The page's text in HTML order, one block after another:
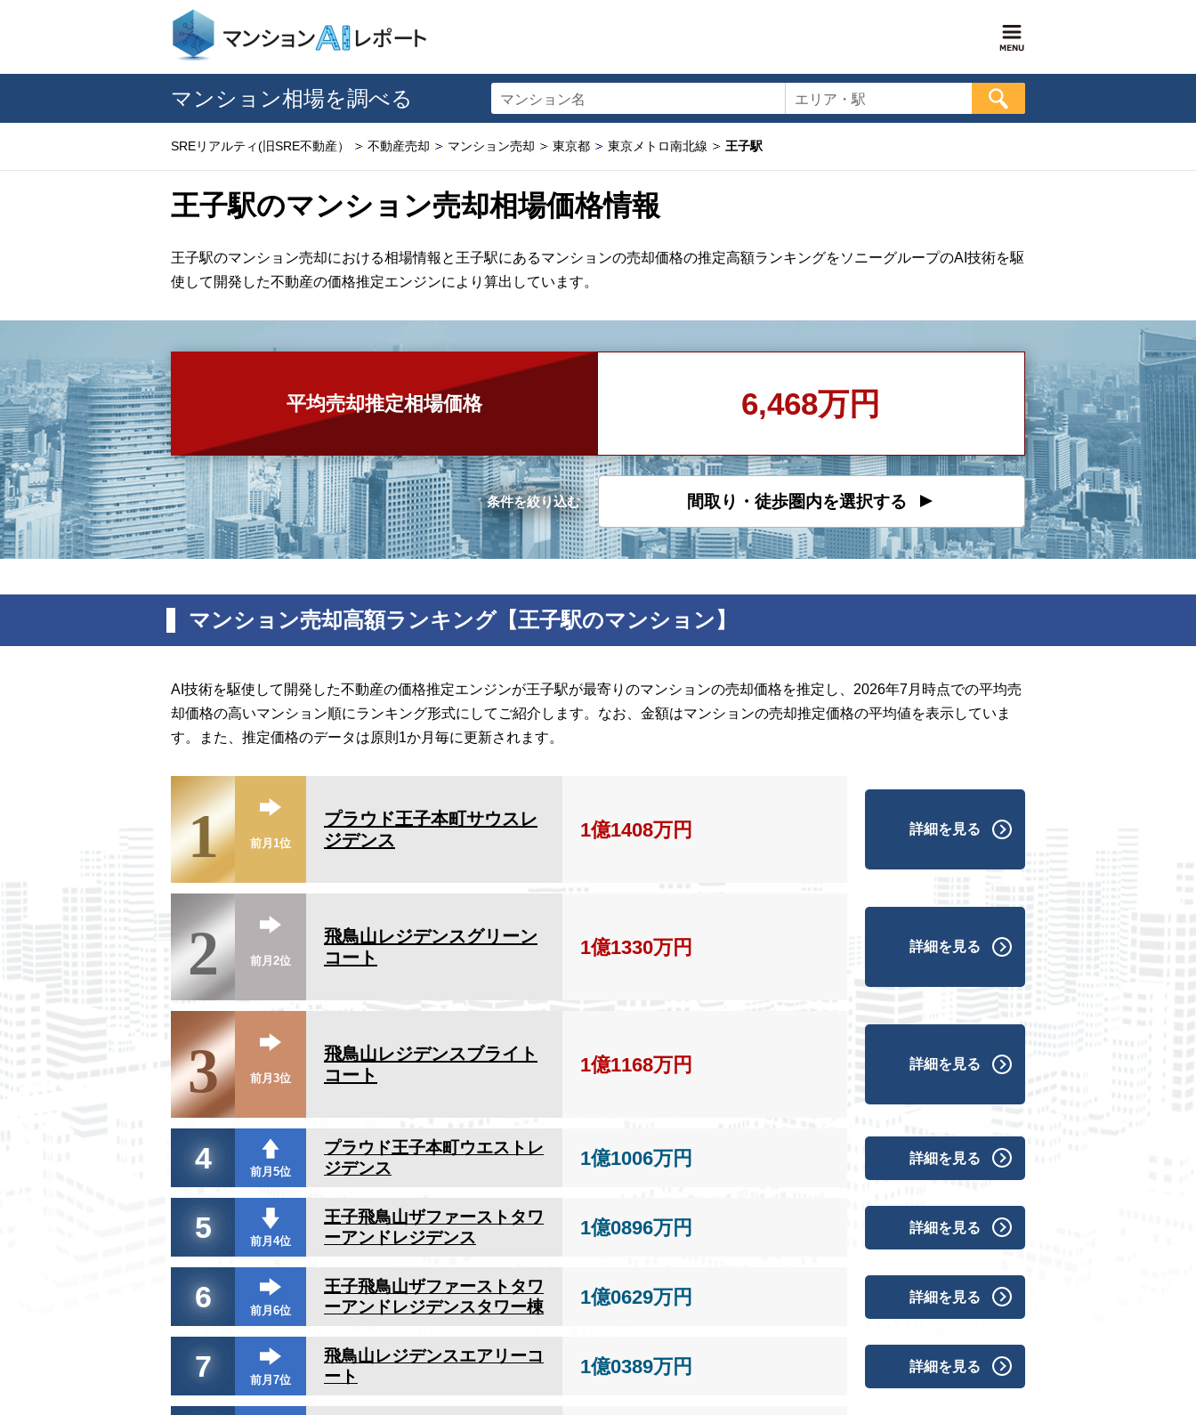
マンション相場を調べる マンション名 エリア・駅
SREリアルティ(旧SRE不動産） 不動産売却 マンション売却 東京都 東京メトロ南北線 王子駅
王子駅のマンション売却相場価格情報
王子駅のマンション売却における相場情報と王子駅にあるマンションの売却価格の推定高額ランキングをソニーグループのAI技術を駆
使して開発した不動産の価格推定エンジンにより算出しています。
平均売却推定相場価格 6,468万円
条件を絞り込む 間取り・徒歩圏内を選択する
マンション売却高額ランキング【王子駅のマンション】
AI技術を駆使して開発した不動産の価格推定エンジンが王子駅が最寄りのマンションの売却価格を推定し、2026年7月時点での平均売
却価格の高いマンション順にランキング形式にしてご紹介します。なお、金額はマンションの売却推定価格の平均値を表示していま
す。また、推定価格のデータは原則1か月毎に更新されます。
1 前月1位
プラウド王子本町サウスレ
ジデンス
1億1408万円 詳細を見る
2 前月2位
飛鳥山レジデンスグリーン
コート
1億1330万円 詳細を見る
3 前月3位
飛鳥山レジデンスブライト
コート
1億1168万円 詳細を見る
4 前月5位
プラウド王子本町ウエストレ
ジデンス
1億1006万円 詳細を見る
5 前月4位
王子飛鳥山ザファーストタワ
ーアンドレジデンス
1億0896万円 詳細を見る
6 前月6位
王子飛鳥山ザファーストタワ
ーアンドレジデンスタワー棟
1億0629万円 詳細を見る
7 前月7位
飛鳥山レジデンスエアリーコ
ート
1億0389万円 詳細を見る